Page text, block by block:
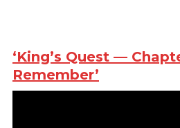
‘King’s Quest —
Remember’